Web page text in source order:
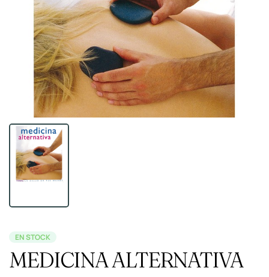
EN STOCK
MEDICINA ALTERNATIVA